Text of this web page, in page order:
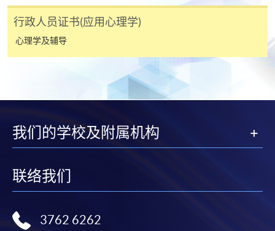
注意事项:
名程序，建议申请人亲身到学院报名中心报名，并避
而取消）之外，一切已缴费用概不退还。如获学院批
以支票退款；以信用卡缴交之款项，退款将直接退还
到支付款项时使用的信用卡户口。
外收费，详情请联络有关学科职员。
行政人员证书(应用心理学)
心理学及辅导
我们的学校及附属机构
联络我们
3762 6262